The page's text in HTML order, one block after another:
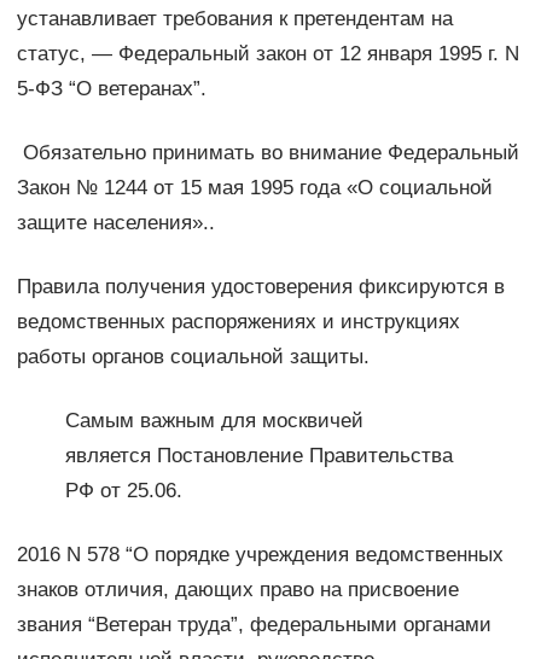
устанавливает требования к претендентам на
статус, — Федеральный закон от 12 января 1995 г. N
5-ФЗ “О ветеранах”.
Обязательно принимать во внимание Федеральный
Закон № 1244 от 15 мая 1995 года «О социальной
защите населения»..
Правила получения удостоверения фиксируются в
ведомственных распоряжениях и инструкциях
работы органов социальной защиты.
Самым важным для москвичей
является Постановление Правительства
РФ от 25.06.
2016 N 578 “О порядке учреждения ведомственных
знаков отличия, дающих право на присвоение
звания “Ветеран труда”, федеральными органами